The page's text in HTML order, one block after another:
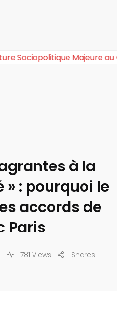
Sociopolitique
à la
: pourquoi le
accords de
Paris
781 Views Shares